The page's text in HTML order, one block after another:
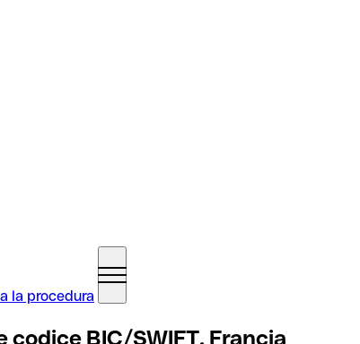
la procedura
codice BIC/SWIFT, Francia